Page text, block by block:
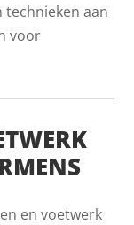
aan
voor
en voetwerk